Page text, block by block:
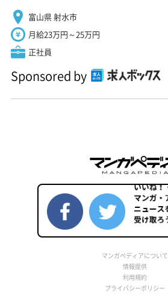
富山県 射水市
月給23万円～25万円
正社員
Sponsored by
マンガペディアについて
情報提供
利用規約
プライバシーポリシー